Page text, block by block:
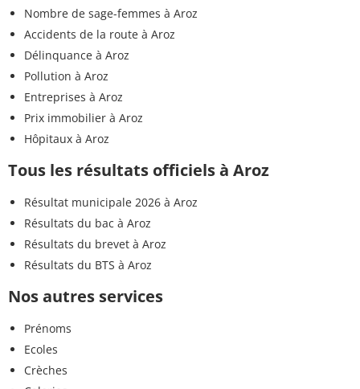
Nombre de sage-femmes à Aroz
Accidents de la route à Aroz
Délinquance à Aroz
Pollution à Aroz
Entreprises à Aroz
Prix immobilier à Aroz
Hôpitaux à Aroz
Tous les résultats officiels à Aroz
Résultat municipale 2026 à Aroz
Résultats du bac à Aroz
Résultats du brevet à Aroz
Résultats du BTS à Aroz
Nos autres services
Prénoms
Ecoles
Crèches